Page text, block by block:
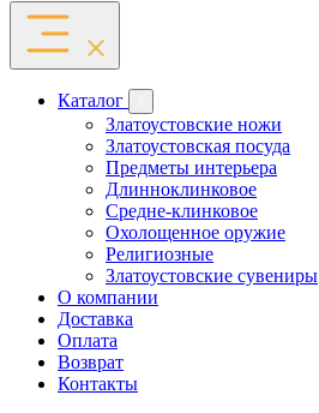
Каталог
Златоустовские ножи
Златоустовская посуда
Предметы интерьера
Длинноклинковое
Средне-клинковое
Охолощенное оружие
Религиозные
Златоустовские сувениры
О компании
Доставка
Оплата
Возврат
Контакты